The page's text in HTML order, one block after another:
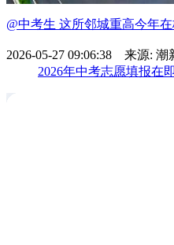
@中考生 这所邻城重高今年
2026-05-27 09:06:38 来源: 潮
2026年中考志愿填报在